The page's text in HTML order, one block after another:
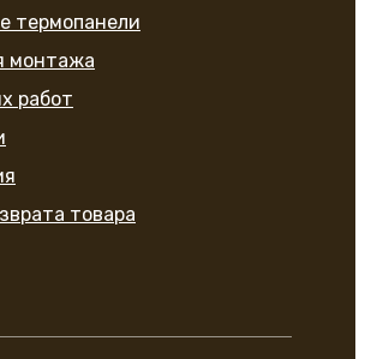
термопанели
монтажа
работ
товара